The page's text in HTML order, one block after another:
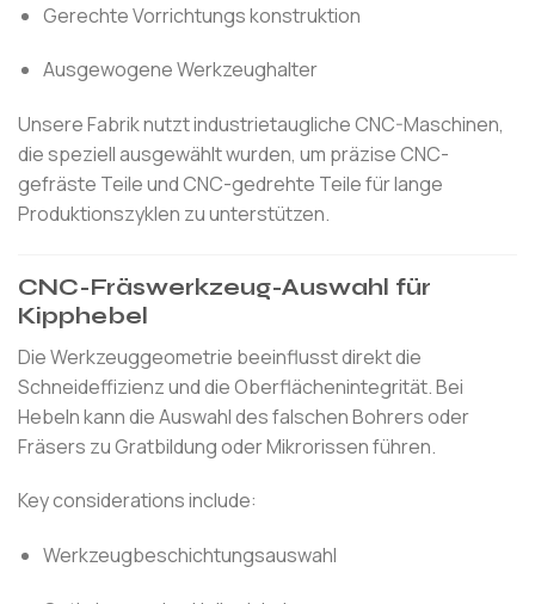
Gerechte Vorrichtungs konstruktion
Ausgewogene Werkzeughalter
Unsere Fabrik nutzt industrietaugliche CNC-Maschinen,
die speziell ausgewählt wurden, um präzise CNC-
gefräste Teile und CNC-gedrehte Teile für lange
Produktionszyklen zu unterstützen.
CNC-Fräswerkzeug-Auswahl für
Kipphebel
Die Werkzeuggeometrie beeinflusst direkt die
Schneideffizienz und die Oberflächenintegrität. Bei
Hebeln kann die Auswahl des falschen Bohrers oder
Fräsers zu Gratbildung oder Mikrorissen führen.
Key considerations include:
Werkzeugbeschichtungsauswahl